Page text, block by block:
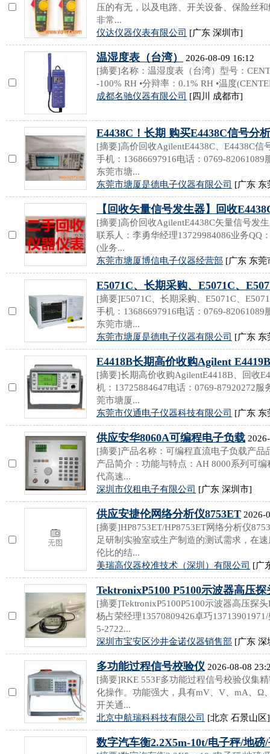
压的有无，以及电路、开关设备、保险丝
非常...
仪达仪器仪表有限公司 [广东 深圳市]
温湿度表（台湾）
2026-08-09 16:12
[摘要]名称：温湿度表（台湾）型号：
-100% RH •分辩率：0.1% RH •温度
成都名驰仪器有限公司 [四川 成都市]
E4438C！长期 购买E4438C信号分
[摘要]高价回收AgilentE4438C、E4438C
手机：13686697916电话：0769-
东莞市塘...
东莞市塘厦是德电子仪器有限公司 [广东 东
【回收矢量信号发生器】回收
[摘要]高价回收AgilentE4438C矢量信号发
联系人：李勇华经理13729984086业务QQ
(业务...
东莞市塘厦博信电子仪器经营部 [广东 东莞
E5071C、长期采购、E5071C、
[摘要]E5071C、长期采购、E5071C、
手机：13686697916电话：0769-
东莞市塘...
东莞市塘厦是德电子仪器有限公司 [广东 东
E4418B长期高价收购Agilent
[摘要]长期高价收购AgilentE4418B、回收
机：13725884647电话：0769-87920272
莞市塘厦...
东莞市仪通电子仪器科技有限公司 [广东 东
供应安华8060A可编程电子负载
[摘要]产品名称：可编程直流电子负载产品
产品简介：功能与特点：AH 8000系列可
代高速...
深圳市仪租电子有限公司 [广东 深圳市]
供应安捷伦网络分析仪8753ET 2026-
[摘要]HP8753ET/HP8753ET网络分析仪
足研制实验室或生产制造的测试需求，在
伦比的结...
美瑞高仪器校准技术（深圳）有限公司 [广
TektronixP5100 P5100示波器高压探
[摘要]TektronixP5100P5100示波器高压探
杨占荣经理13570809426卓巧
5-2722...
深圳市宝安区沙井金诺仪器销售部 [广东 深
多功能过程信号校验仪 2026-08-08
[摘要]RKE 553F多功能过程信号校验仪集
化操作。功能强大，具有mV、V、mA、Ω
开关通...
北京中航瑞科科技有限公司 [北京 石景山区]
数字汽车衡2.2X5m-10t/电子秤/地磅